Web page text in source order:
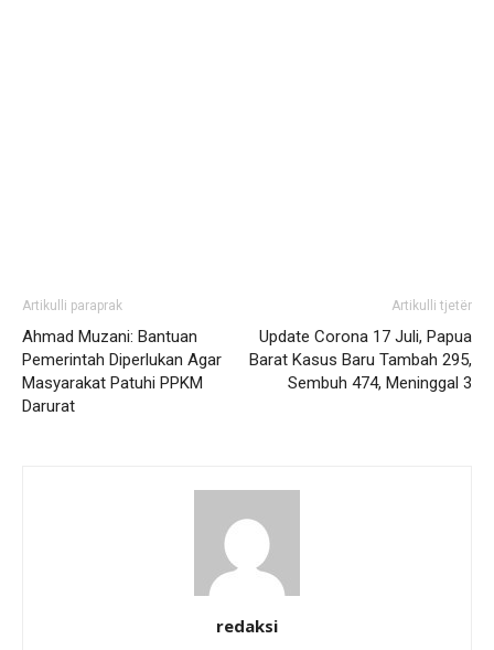
Artikulli paraprak
Ahmad Muzani: Bantuan
Pemerintah Diperlukan Agar
Masyarakat Patuhi PPKM
Darurat
Artikulli tjetër
Update Corona 17 Juli, Papua
Barat Kasus Baru Tambah 295,
Sembuh 474, Meninggal 3
redaksi